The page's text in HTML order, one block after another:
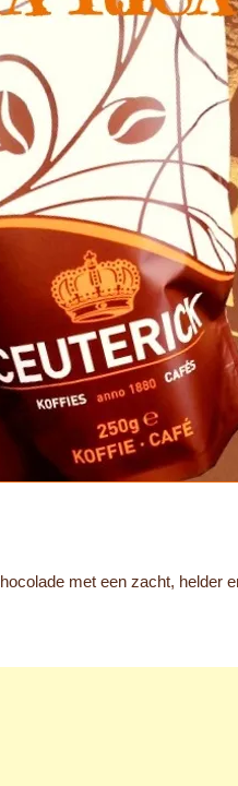
met een zacht, helder